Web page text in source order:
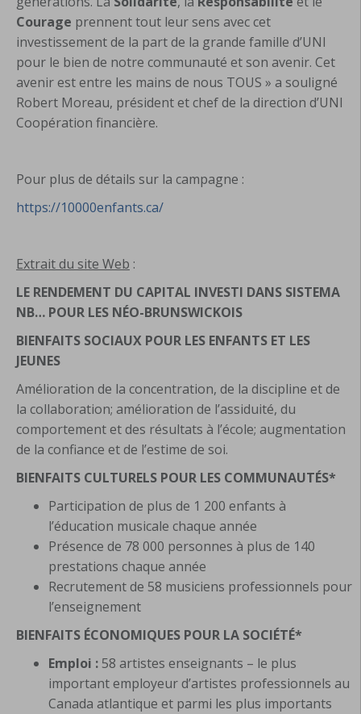
Courage prennent tout leur sens avec cet
investissement de la part de la grande famille d’UNI
pour le bien de notre communauté et son avenir. Cet
avenir est entre les mains de nous TOUS » a souligné
Robert Moreau, président et chef de la direction d’UNI
Coopération financière.
Pour plus de détails sur la campagne :
https://10000enfants.ca/
Extrait du site Web :
LE RENDEMENT DU CAPITAL INVESTI DANS SISTEMA
NB… POUR LES NÉO-BRUNSWICKOIS
BIENFAITS SOCIAUX POUR LES ENFANTS ET LES
JEUNES
Amélioration de la concentration, de la discipline et de
la collaboration; amélioration de l’assiduité, du
comportement et des résultats à l’école; augmentation
de la confiance et de l’estime de soi.
BIENFAITS CULTURELS POUR LES COMMUNAUTÉS*
Participation de plus de 1 200 enfants à
l’éducation musicale chaque année
Présence de 78 000 personnes à plus de 140
prestations chaque année
Recrutement de 58 musiciens professionnels pour
l’enseignement
BIENFAITS ÉCONOMIQUES POUR LA SOCIÉTÉ*
Emploi : 58 artistes enseignants – le plus
important employeur d’artistes professionnels au
Canada atlantique et parmi les plus importants